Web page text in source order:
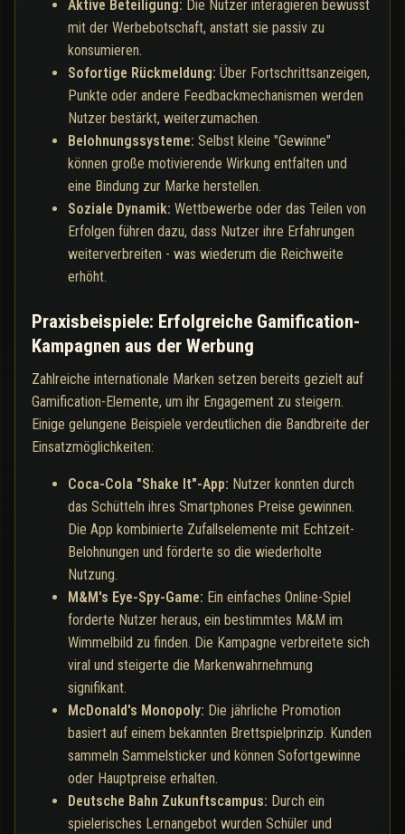
Aktive Beteiligung: Die Nutzer interagieren bewusst
mit der Werbebotschaft, anstatt sie passiv zu
konsumieren.
Sofortige Rückmeldung: Über Fortschrittsanzeigen,
Punkte oder andere Feedbackmechanismen werden
Nutzer bestärkt, weiterzumachen.
Belohnungssysteme: Selbst kleine "Gewinne"
können große motivierende Wirkung entfalten und
eine Bindung zur Marke herstellen.
Soziale Dynamik: Wettbewerbe oder das Teilen von
Erfolgen führen dazu, dass Nutzer ihre Erfahrungen
weiterverbreiten - was wiederum die Reichweite
erhöht.
Praxisbeispiele: Erfolgreiche Gamification-
Kampagnen aus der Werbung
Zahlreiche internationale Marken setzen bereits gezielt auf
Gamification-Elemente, um ihr Engagement zu steigern.
Einige gelungene Beispiele verdeutlichen die Bandbreite der
Einsatzmöglichkeiten:
Coca-Cola "Shake It"-App: Nutzer konnten durch
das Schütteln ihres Smartphones Preise gewinnen.
Die App kombinierte Zufallselemente mit Echtzeit-
Belohnungen und förderte so die wiederholte
Nutzung.
M&M's Eye-Spy-Game: Ein einfaches Online-Spiel
forderte Nutzer heraus, ein bestimmtes M&M im
Wimmelbild zu finden. Die Kampagne verbreitete sich
viral und steigerte die Markenwahrnehmung
signifikant.
McDonald's Monopoly: Die jährliche Promotion
basiert auf einem bekannten Brettspielprinzip. Kunden
sammeln Sammelsticker und können Sofortgewinne
oder Hauptpreise erhalten.
Deutsche Bahn Zukunftscampus: Durch ein
spielerisches Lernangebot wurden Schüler und